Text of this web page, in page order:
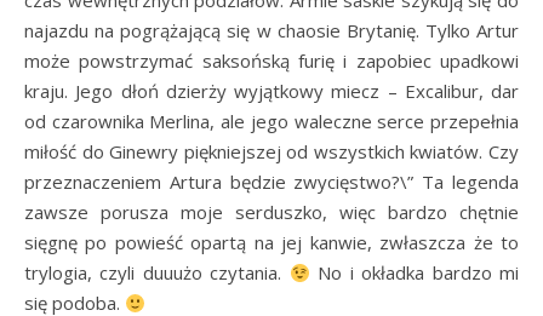
najazdu na pogrążającą się w chaosie Brytanię. Tylko Artur
może powstrzymać saksońską furię i zapobiec upadkowi
kraju. Jego dłoń dzierży wyjątkowy miecz – Excalibur, dar
od czarownika Merlina, ale jego waleczne serce przepełnia
miłość do Ginewry piękniejszej od wszystkich kwiatów. Czy
przeznaczeniem Artura będzie zwycięstwo?\” Ta legenda
zawsze porusza moje serduszko, więc bardzo chętnie
sięgnę po powieść opartą na jej kanwie, zwłaszcza że to
trylogia, czyli duuużo czytania.
No i okładka bardzo mi
się podoba.